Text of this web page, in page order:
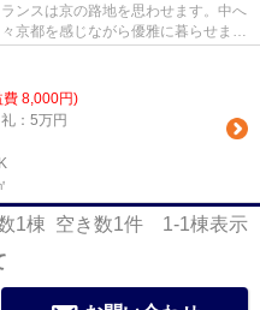
ンスは京の路地を思わせます。中へ
京都を感じながら優雅に暮らせま
費 8,000円)
：5万円
1棟 空き数1件 1-1棟表示